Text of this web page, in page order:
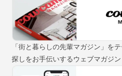
「街と暮らしの先輩マガジン」を
探しをお手伝いするウェブマガジン